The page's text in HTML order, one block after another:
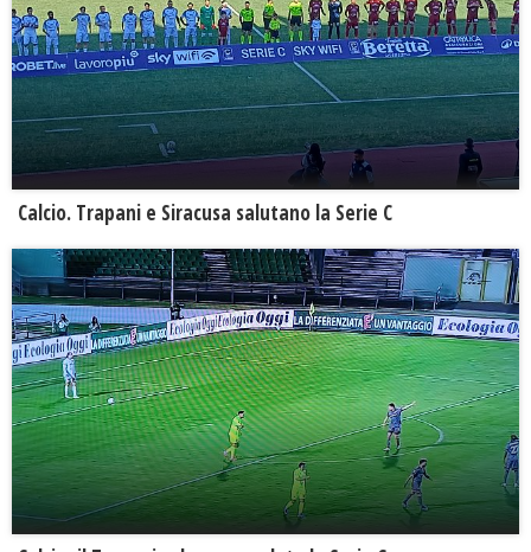
Calcio. Trapani e Siracusa salutano la Serie C